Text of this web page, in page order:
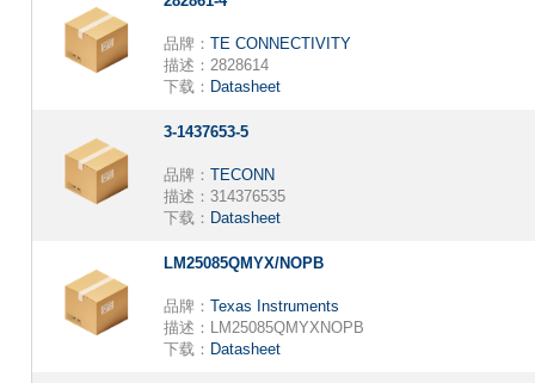
品牌： TE CONNECTIVITY
描述： 2828614
下载： Datasheet
3-1437653-5
品牌： TECONN
描述： 314376535
下载： Datasheet
LM25085QMYX/NOPB
品牌： Texas Instruments
描述：
LM25085QMYXNOPB
下载： Datasheet